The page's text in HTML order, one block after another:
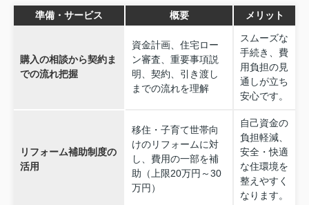
準備・サービス 概要 メリット
購入の相談から契約ま
での流れ把握
資金計画、住宅ロー
ン審査、重要事項説
明、契約、引き渡し
までの流れを理解
スムーズな
手続き、費
用負担の見
通しが立ち
安心です。
リフォーム補助制度の
活用
移住・子育て世帯向
けのリフォームに対
し、費用の一部を補
助（上限20万円～30
万円）
自己資金の
負担軽減、
安全・快適
な住環境を
整えやすく
なります。